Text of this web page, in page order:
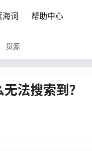
海词 帮助中心
货源
法搜索到？